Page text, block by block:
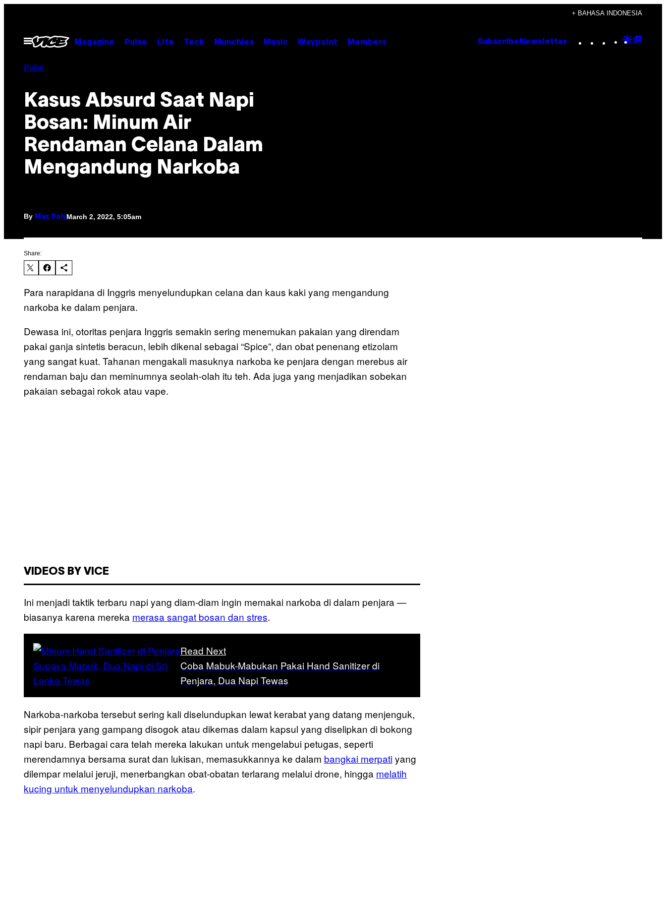
content
+ BAHASA INDONESIA
Open
Menu
Magazine Pulse Life Tech Munchies Music Waypoint Members Subscribe Newsletter Instagram
TikTok
YouTube
Google
Pulse
Kasus Absurd Saat Napi
Bosan: Minum Air
Rendaman Celana Dalam
Mengandung Narkoba
By Max DalyMarch 2, 2022, 5:05am
Share:
Para narapidana di Inggris menyelundupkan celana dan kaus kaki yang mengandung
narkoba ke dalam penjara.
Dewasa ini, otoritas penjara Inggris semakin sering menemukan pakaian yang direndam
pakai ganja sintetis beracun, lebih dikenal sebagai “Spice”, dan obat penenang etizolam
yang sangat kuat. Tahanan mengakali masuknya narkoba ke penjara dengan merebus air
rendaman baju dan meminumnya seolah-olah itu teh. Ada juga yang menjadikan sobekan
pakaian sebagai rokok atau vape.
VIDEOS BY VICE
Ini menjadi taktik terbaru napi yang diam-diam ingin memakai narkoba di dalam penjara —
biasanya karena mereka merasa sangat bosan dan stres.
Read Next
Coba Mabuk-Mabukan Pakai Hand Sanitizer di
Penjara, Dua Napi Tewas
Narkoba-narkoba tersebut sering kali diselundupkan lewat kerabat yang datang menjenguk,
sipir penjara yang gampang disogok atau dikemas dalam kapsul yang diselipkan di bokong
napi baru. Berbagai cara telah mereka lakukan untuk mengelabui petugas, seperti
merendamnya bersama surat dan lukisan, memasukkannya ke dalam bangkai merpatiyang
dilempar melalui jeruji, menerbangkan obat-obatan terlarang melalui drone, hingga melatih
kucing untuk menyelundupkan narkoba.